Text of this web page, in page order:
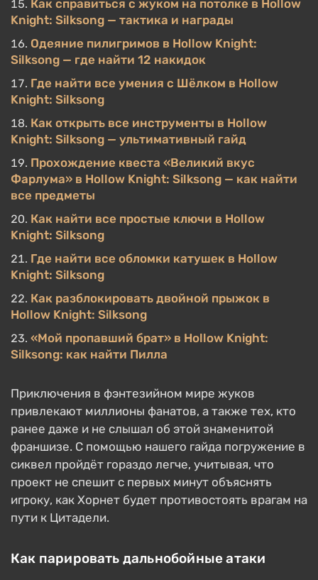
Как справиться с жуком на потолке в Hollow
Knight: Silksong — тактика и награды
Одеяние пилигримов в Hollow Knight:
Silksong — где найти 12 накидок
Где найти все умения с Шёлком в Hollow
Knight: Silksong
Как открыть все инструменты в Hollow
Knight: Silksong — ультимативный гайд
Прохождение квеста «Великий вкус
Фарлума» в Hollow Knight: Silksong — как найти
все предметы
Как найти все простые ключи в Hollow
Knight: Silksong
Где найти все обломки катушек в Hollow
Knight: Silksong
Как разблокировать двойной прыжок в
Hollow Knight: Silksong
«Мой пропавший брат» в Hollow Knight:
Silksong: как найти Пилла
Приключения в фэнтезийном мире жуков
привлекают миллионы фанатов, а также тех, кто
ранее даже и не слышал об этой знаменитой
франшизе. С помощью нашего гайда погружение в
сиквел пройдёт гораздо легче, учитывая, что
проект не спешит с первых минут объяснять
игроку, как Хорнет будет противостоять врагам на
пути к Цитадели.
Как парировать дальнобойные атаки